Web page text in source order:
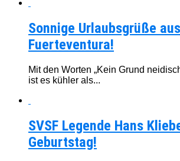
Sonnige Urlaubsgrüße aus
Fuerteventura!
Mit den Worten „Kein Grund
ist es kühler als...
SVSF Legende Hans
Geburtstag!